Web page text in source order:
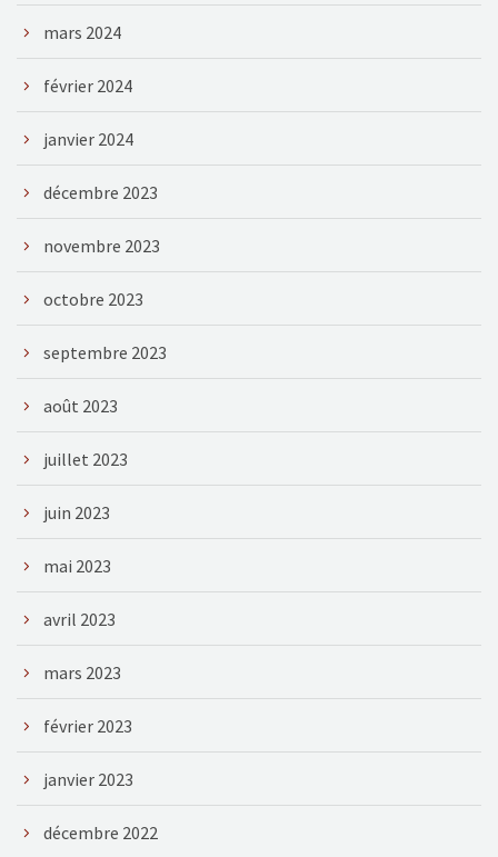
mars 2024
février 2024
janvier 2024
décembre 2023
novembre 2023
octobre 2023
septembre 2023
août 2023
juillet 2023
juin 2023
mai 2023
avril 2023
mars 2023
février 2023
janvier 2023
décembre 2022